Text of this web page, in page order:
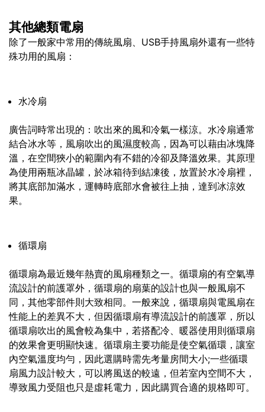
其他總類電扇
除了一般家中常用的傳統風扇、USB手持風扇外還有一些特
殊功用的風扇：
水冷扇
廣告詞時常出現的：吹出來的風和冷氣一樣涼。水冷扇通常
結合冰水等，風扇吹出的風濕度較高，因為可以藉由冰塊降
溫，在空間狹小的範圍內有不錯的冷卻及降溫效果。其原理
為使用兩瓶冰晶罐，於冰箱待到結凍後，放置於水冷扇裡，
將其底部加滿水，運轉時底部水會被往上抽，達到冰涼效
果。
循環扇
循環扇為最近幾年熱賣的風扇種類之一。循環扇的有空氣導
流設計的前護罩外，循環扇的扇葉的設計也與一般風扇不
同，其他零部件則大致相同。一般來說，循環扇與電風扇在
性能上的差異不大，但因循環扇有導流設計的前護罩，所以
循環扇吹出的風會較為集中，若搭配冷、暖器使用則循環扇
的效果會更明顯快速。循環扇主要功能是使空氣循環，讓室
內空氣溫度均勻，因此選購時需先考量房間大小;一些循環
扇風力設計較大，可以將風送的較遠，但若室內空間不大，
導致風力受阻也只是虛耗電力，因此購買合適的規格即可。